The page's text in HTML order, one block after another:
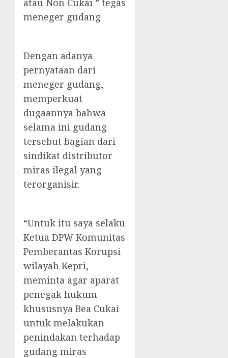
meneger gudang
Dengan adanya
pernyataan dari
meneger gudang,
memperkuat
dugaannya bahwa
selama ini gudang
tersebut bagian dari
sindikat distributor
miras ilegal yang
terorganisir.
“Untuk itu saya selaku
Ketua DPW Komunitas
Pemberantas Korupsi
wilayah Kepri,
meminta agar aparat
penegak hukum
khususnya Bea Cukai
untuk melakukan
penindakan terhadap
gudang miras